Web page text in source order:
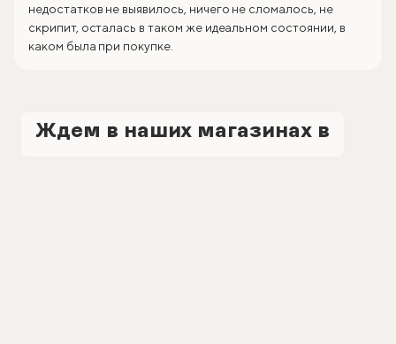
недостатков не выявилось, ничего не сломалось, не
скрипит, осталась в таком же идеальном состоянии, в
каком была при покупке.
Ждем в наших магазинах в